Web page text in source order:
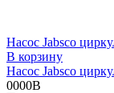
Насос Jabsco
В корзину
Насос Jabsco
0000B